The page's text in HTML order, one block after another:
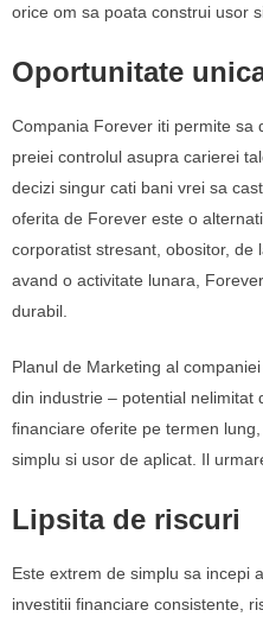
orice om sa poata construi usor
Oportunitate
Compania Forever iti permite sa
preiei controlul asupra carierei
decizi singur cati bani vrei sa
oferita de Forever este o
corporatist stresant, obositor, de
avand o activitate lunara,
durabil.
Planul de Marketing al
din industrie – potential nelimitat
financiare oferite pe termen
simplu si usor de aplicat. Il
Lipsita de riscuri
Este extrem de simplu sa incepi
investitii financiare consistente,